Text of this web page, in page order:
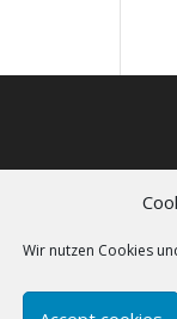
Wir nutzen Cookies